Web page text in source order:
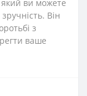
ви можете
Він
з
ваше